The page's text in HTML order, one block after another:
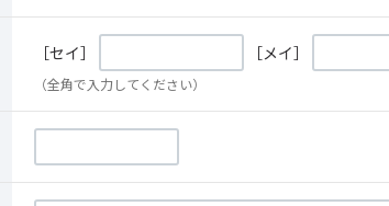
［セイ］ ［メイ］
（全角で入力してください）